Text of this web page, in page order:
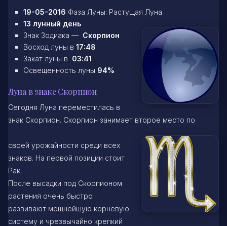
19-05-2016 Фаза Луны: Растущая Луна
13 лунный день
Знак Зодиака — Скорпион
Восход луны в 17:48
Закат луны в 03:41
Освещенность луны 94%
Луна в знаке Скорпион
Сегодня Луна переместилась в
знак Скорпион. Скорпион занимает второе место по
своей урожайности среди всех
знаков. На первой позиции стоит
Рак.
После высадки под Скорпионом
растения очень быстро
развивают мощнейшую корневую
систему и чрезвычайно крепкий